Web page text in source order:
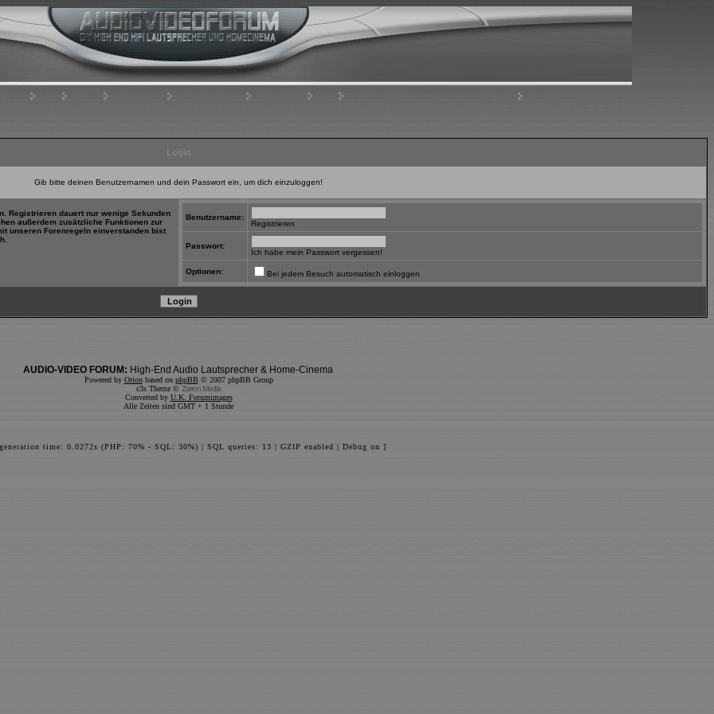
Gib bitte deinen Benutzernamen und dein Passwort ein, um dich einzuloggen!
Registrieren dauert nur wenige Sekunden
außerdem zusätzliche Funktionen zur
unseren Forenregeln einverstanden bist
Benutzername:
Registrieren
Passwort:
Ich habe mein Passwort vergessen!
Optionen: Bei jedem Besuch automatisch einloggen
AUDIO-VIDEO FORUM: High-End Audio Lautsprecher & Home-Cinema
Powered by Orionbased on phpBB © 2007 phpBB Group
c3s Theme © Zarron Media
Converted by U.K. Forumimages
Alle Zeiten sind GMT + 1 Stunde
time: 0.0272s (PHP: 70% - SQL: 30%) | SQL queries: 13 | GZIP enabled | Debug on ]